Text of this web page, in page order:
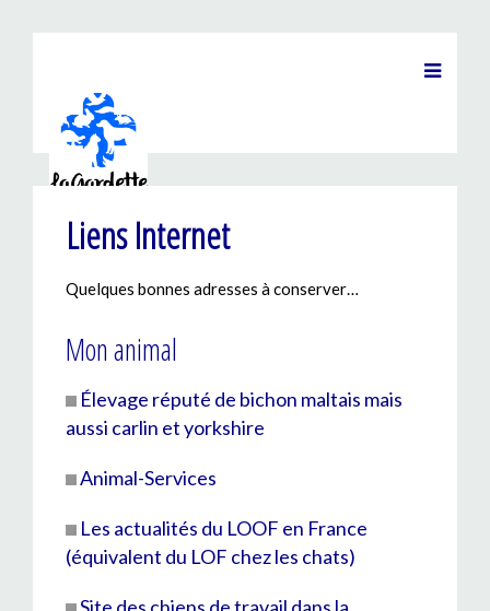
Liens Internet
Quelques bonnes adresses à conserver…
Mon animal
Élevage réputé de bichon maltais mais
aussi carlin et yorkshire
Animal-Services
Les actualités du LOOF en France
(équivalent du LOF chez les chats)